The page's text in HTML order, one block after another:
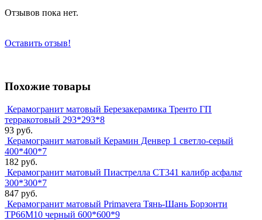
Отзывов пока нет.
Оставить отзыв!
Похожие товары
Керамогранит матовый Березакерамика Тренто ГП
терракотовый 293*293*8
93 руб.
Керамогранит матовый Керамин Денвер 1 светло-серый
400*400*7
182 руб.
Керамогранит матовый Пиастрелла СТ341 калибр асфальт
300*300*7
847 руб.
Керамогранит матовый Primavera Тянь-Шань Борзонти
TP66M10 черный 600*600*9